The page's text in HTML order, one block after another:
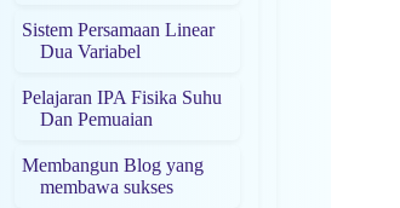
Sistem Persamaan Linear
Dua Variabel
Pelajaran IPA Fisika Suhu
Dan Pemuaian
Membangun Blog yang
membawa sukses